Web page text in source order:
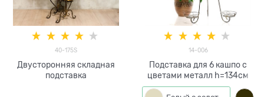
40-175S
Двусторонняя складная
подставка
14-006
Подставка для 6 кашпо с
цветами металл h=134см